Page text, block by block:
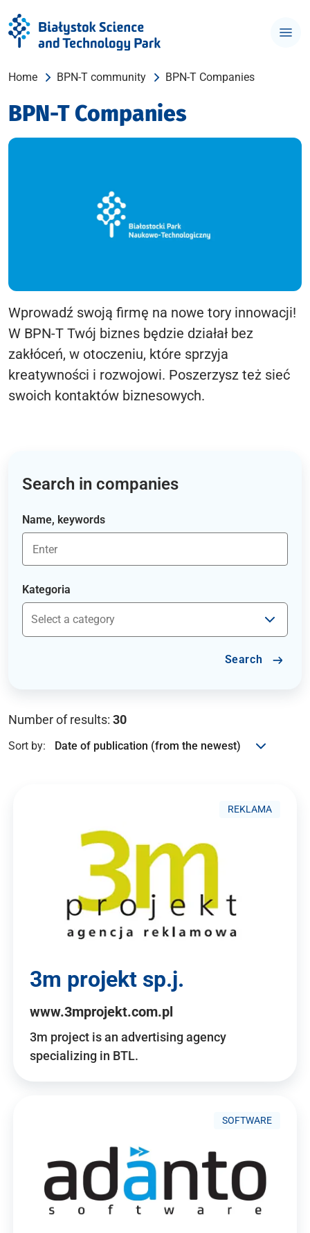
Home BPN-T community BPN-T Companies
BPN-T Companies
Wprowadź swoją firmę na nowe tory innowacji!
W BPN-T Twój biznes będzie działał bez
zakłóceń, w otoczeniu, które sprzyja
kreatywności i rozwojowi. Poszerzysz też sieć
swoich kontaktów biznesowych.
Search in companies
Name, keywords
Kategoria
Search
Number of results: 30
Sort by:
REKLAMA
3m projekt sp.j.
www.3mprojekt.com.pl
3m project is an advertising agency
specializing in BTL.
SOFTWARE